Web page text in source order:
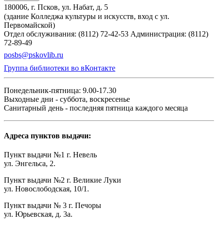
180006, г. Псков, ул. Набат, д. 5
(здание Колледжа культуры и искусств, вход с ул.
Первомайской)
Отдел обслуживания: (8112) 72-42-53 Администрация: (8112)
72-89-49
posbs@pskovlib.ru
Группа библиотеки во вКонтакте
Понедельник-пятница: 9.00-17.30
Выходные дни - суббота, воскресенье
Санитарный день - последняя пятница каждого месяца
Адреса пунктов выдачи:
Пункт выдачи №1 г. Невель
ул. Энгельса, 2.
Пункт выдачи №2 г. Великие Луки
ул. Новослободская, 10/1.
Пункт выдачи № 3 г. Печоры
ул. Юрьевская, д. 3а.